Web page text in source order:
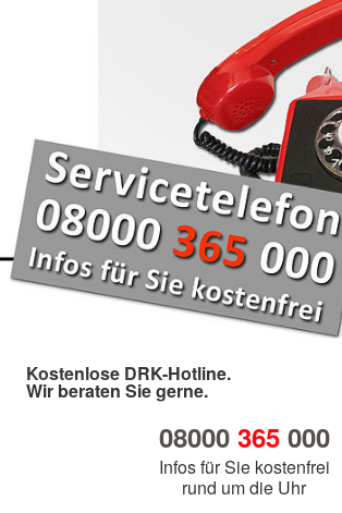
Kostenlose DRK-Hotline.
Wir beraten Sie gerne.
08000 365000
Infos für Sie kostenfrei
rund um die Uhr